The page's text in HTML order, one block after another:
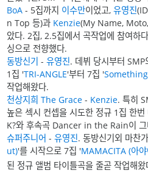
BoA - 5집까지 이수만이었고,유영진
n Top 등)과 Kenzie(My Name, Moto,
았다. 2집, 2.5집에서 곡작업에 참여하
싱으로 전향했다.
동방신기 -유영진. 데뷔 당시부터
1집 'TRI-ANGLE'부터 7집 'Something
작업해왔다.
천상지희 The Grace - Kenzie. 특히
높은 섹시 컨셉을 시도한 정규 1집 한
K?와 후속곡 Dancer in the Rain이 그
슈퍼주니어 -유영진. 동방신기외 마찬
ut)'를 시작으로 7집 'MAMACITA (아
된 정규 앨범 타이틀곡을 줄곧 작업해